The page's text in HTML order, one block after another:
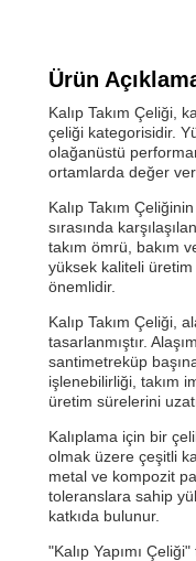
Ürün
Kalıp Takım Çeliği,
çeliği kategorisidir.
olağanüstü
ortamlarda değer
Kalıp Takım
sırasında
takım ömrü, bakım
yüksek kaliteli üretim
önemlidir.
Kalıp Takım Çeliği,
tasarlanmıştır.
santimetreküp
işlenebilirliği, takım
üretim sürelerini
Kalıplama için bir
olmak üzere çeşitli
metal ve kompozit
toleranslara sahip
katkıda bulunur.
"Kalıp Yapımı